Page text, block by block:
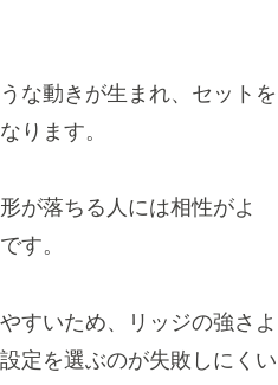
な動きが生まれ、セットを
ります。
が落ちる人には相性がよ
す。
すいため、リッジの強さよ
定を選ぶのが失敗しにくい